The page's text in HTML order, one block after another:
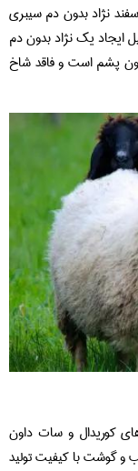
نژاد بدون دم سیبری
ایجاد یک نژاد بدون دم
پشم است و فاقد شاخ
کوریدال و سات داون
و گوشت با کیفیت تولید